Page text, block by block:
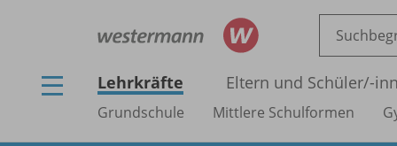
Lehrkräfte Eltern und Schüler/-
Grundschule Mittlere Schulformen